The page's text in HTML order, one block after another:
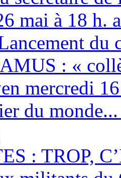
mai à 18 h.
du
: «
mercredi
du
: TROP,